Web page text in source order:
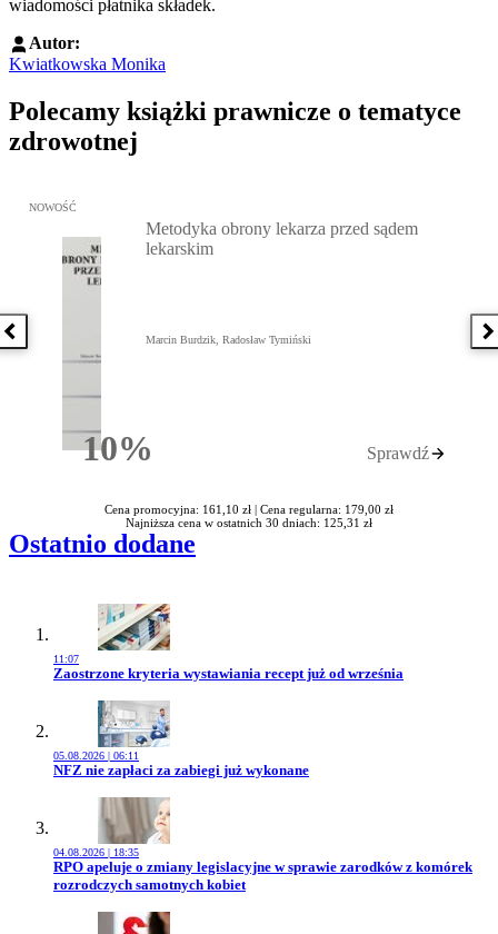
wiadomości płatnika składek.
Autor:
Kwiatkowska Monika
Polecamy książki prawnicze o tematyce
zdrowotnej
Poprzednia książka
Przejdź do: Metodyka obrony lekarza przed sądem lekarskim,
NOWOŚĆ
10%Rabatu
Metodyka obrony lekarza przed sądem
lekarskim
Marcin Burdzik, Radosław Tymiński
Sprawdź
Cena promocyjna: 161,10 zł | Cena regularna: 179,00 zł
Najniższa cena w ostatnich 30 dniach: 125,31 zł
Ostatnio dodane
11:07
Przejdź do artykułu:
Zaostrzone kryteria wystawiania recept już od września
05.08.2026 | 06:11
Przejdź do artykułu:
NFZ nie zapłaci za zabiegi już wykonane
04.08.2026 | 18:35
Przejdź do artykułu:
RPO apeluje o zmiany legislacyjne w sprawie zarodków z komórek
rozrodczych samotnych kobiet